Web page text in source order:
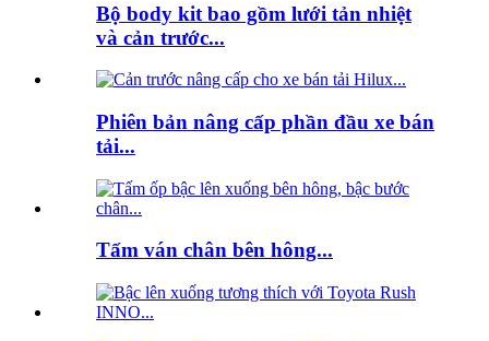
Bộ body kit bao gồm lưới tản nhiệt
và cản trước...
Phiên bản nâng cấp phần đầu xe bán
tải...
Tấm ván chân bên hông...